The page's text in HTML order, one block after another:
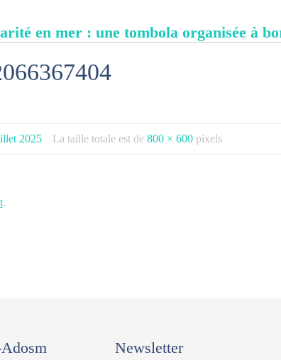
en mer : une tombola organisée à
2025 La taille totale est de 800 × 600pixels
.
Newsletter